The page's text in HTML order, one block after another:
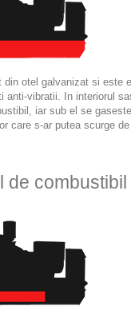
din otel galvanizat si este
anti-vibratii. In interiorul
iar sub el se
care s-ar putea scurge
de combustibil